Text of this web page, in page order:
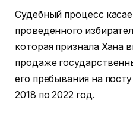
Судебный процесс
проведенного
которая признала Хана
продаже
его пребывания на
2018 по 2022 год.